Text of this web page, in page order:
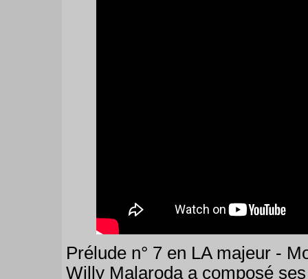
Prélude n° 7 en LA majeur -
Willy Malaroda a composé